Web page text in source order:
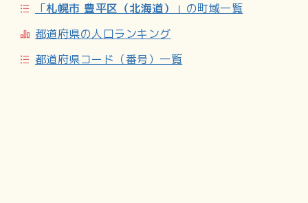
「ひらぎし」の地名は、アイヌ語のピラ・ケㇱ（崖の端）に
由来する。
「札幌市 豊平区（北海道）
」の町域一覧
都道府県の人口ランキング
都道府県コード（番号）一覧